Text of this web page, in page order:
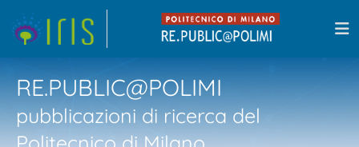
RE.PUBLIC@POLIMI
pubblicazioni di ricerca del